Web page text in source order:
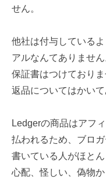
せん。
他社は付与している
アルなんてありません
保証書はつけており
返品についてはかいて
Ledgerの商品はアフ
払われるため、ブロ
書いている人がほと
心配、怪しい、偽物